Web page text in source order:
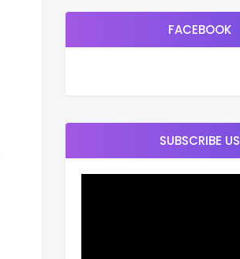
FACEBOOK
SUBSCRIBE US